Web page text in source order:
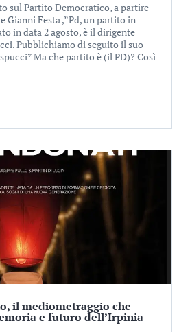
sul Partito Democratico, a partire
Gianni Festa ,”Pd, un partito in
in data 2 agosto, è il dirigente
Pubblichiamo di seguito il suo
Ma che partito è (il PD)? Così
il mediometraggio che
e futuro dell’Irpinia